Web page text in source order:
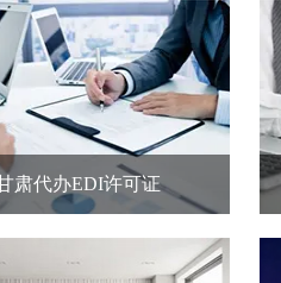
肃代办EDI许可证